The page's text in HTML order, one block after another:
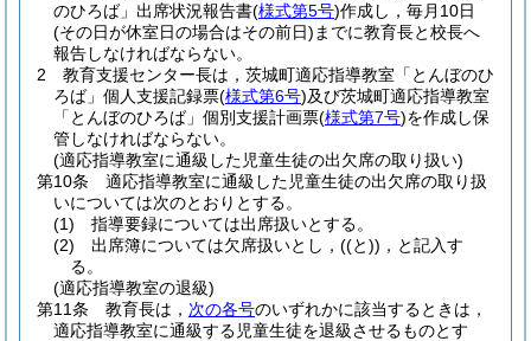
のひろば」出席状況報告書(様式第5号)作成し，毎月10日
(その日が休室日の場合はその前日) までに教育長と校長へ
報告しなければならない。
2
教育支援センター長は，茨城町適応指導教室「とんぼのひ
ろば」個人支援記録票(様式第6号)及び茨城町適応指導教室
「とんぼのひろば」個別支援計画票(様式第7号)を作成し保
管しなければならない。
(適応指導教室に通級した児童生徒の出欠席の取り扱い)
第10条
適応指導教室に通級した児童生徒の出欠席の取り扱
いについては次のとおりとする。
(1)
指導要録については出席扱いとする。
(2)
出席簿については欠席扱いとし， ((と)) ，と記入す
る。
(適応指導教室の退級)
第11条
教育長は， 次の各号のいずれかに該当するときは，
適応指導教室に通級する児童生徒を退級させるものとす